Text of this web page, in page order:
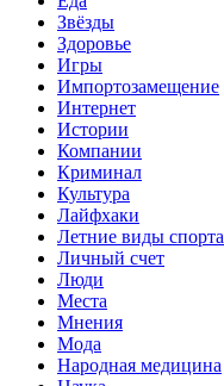
Звёзды
Здоровье
Игры
Импортозамещение
Интернет
Истории
Компании
Криминал
Культура
Лайфхаки
Летние виды спорта
Личный счет
Люди
Места
Мнения
Мода
Народная медицина